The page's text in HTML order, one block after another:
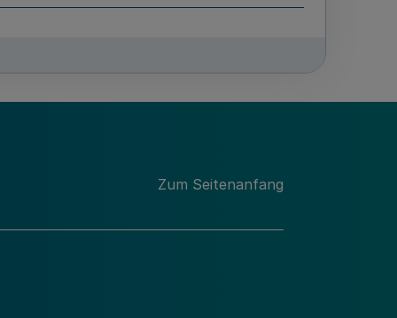
des Landes Nordrhein-
Zum Seitenanfang